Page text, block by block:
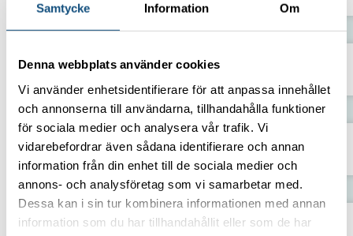
Samtycke Information Om
Denna webbplats använder cookies
Vi använder enhetsidentifierare för att anpassa innehållet
och annonserna till användarna, tillhandahålla funktioner
för sociala medier och analysera vår trafik. Vi
vidarebefordrar även sådana identifierare och annan
information från din enhet till de sociala medier och
annons- och analysföretag som vi samarbetar med.
Dessa kan i sin tur kombinera informationen med annan
information som du har tillhandahållit eller som de har
Truck 4–5 ton
Teleskoptruckar 6–18 meter
Tugmaster (terminaltraktor)